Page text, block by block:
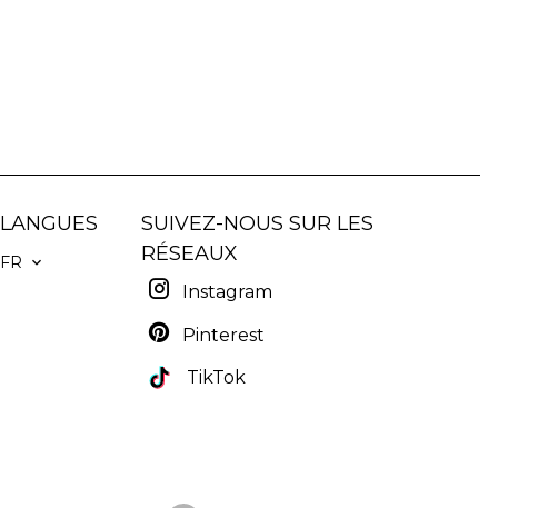
LANGUES
FR
SUIVEZ-NOUS SUR LES
RÉSEAUX
Instagram
Pinterest
TikTok